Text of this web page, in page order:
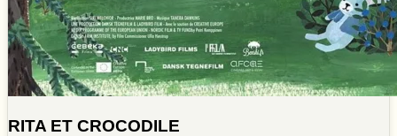
RITA ET CROCODILE